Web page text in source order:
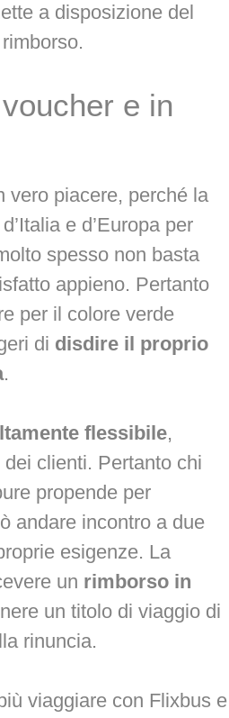
a disposizione del
e in
vero piacere, perché la
e d’Europa per
spesso non basta
appieno. Pertanto
per il colore verde
di disdire il proprio
.
flessibile,
clienti. Pertanto chi
propende per
andare incontro a due
esigenze. La
un rimborso in
un titolo di viaggio di
rinuncia.
viaggiare con Flixbus e